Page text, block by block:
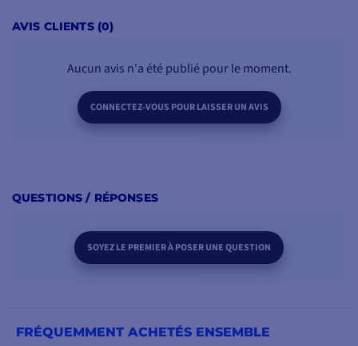
AVIS CLIENTS (0)
Aucun avis n'a été publié pour le moment.
CONNECTEZ-VOUS POUR LAISSER UN AVIS
QUESTIONS / RÉPONSES
SOYEZ LE PREMIER À POSER UNE QUESTION
FRÉQUEMMENT ACHETÉS ENSEMBLE